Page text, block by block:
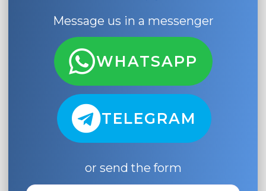
Message us in a messenger
WHATSAPP
TELEGRAM
or send the form